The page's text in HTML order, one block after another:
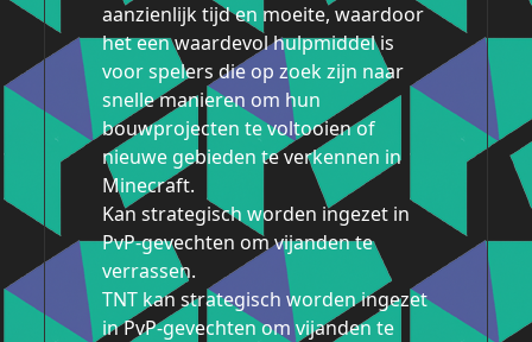
aanzienlijk tijd en moeite, waardoor
het een waardevol hulpmiddel is
voor spelers die op zoek zijn naar
snelle manieren om hun
bouwprojecten te voltooien of
nieuwe gebieden te verkennen in
Minecraft.
Kan strategisch worden ingezet in
PvP-gevechten om vijanden te
verrassen.
TNT kan strategisch worden ingezet
in PvP-gevechten om vijanden te